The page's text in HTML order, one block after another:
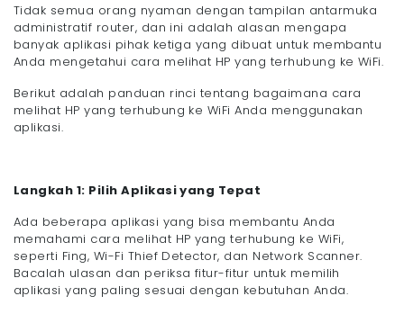
Tidak semua orang nyaman dengan tampilan antarmuka
administratif router, dan ini adalah alasan mengapa
banyak aplikasi pihak ketiga yang dibuat untuk membantu
Anda mengetahui cara melihat HP yang terhubung ke WiFi.
Berikut adalah panduan rinci tentang bagaimana cara
melihat HP yang terhubung ke WiFi Anda menggunakan
aplikasi.
Langkah 1: Pilih Aplikasi yang Tepat
Ada beberapa aplikasi yang bisa membantu Anda
memahami cara melihat HP yang terhubung ke WiFi,
seperti Fing, Wi-Fi Thief Detector, dan Network Scanner.
Bacalah ulasan dan periksa fitur-fitur untuk memilih
aplikasi yang paling sesuai dengan kebutuhan Anda.